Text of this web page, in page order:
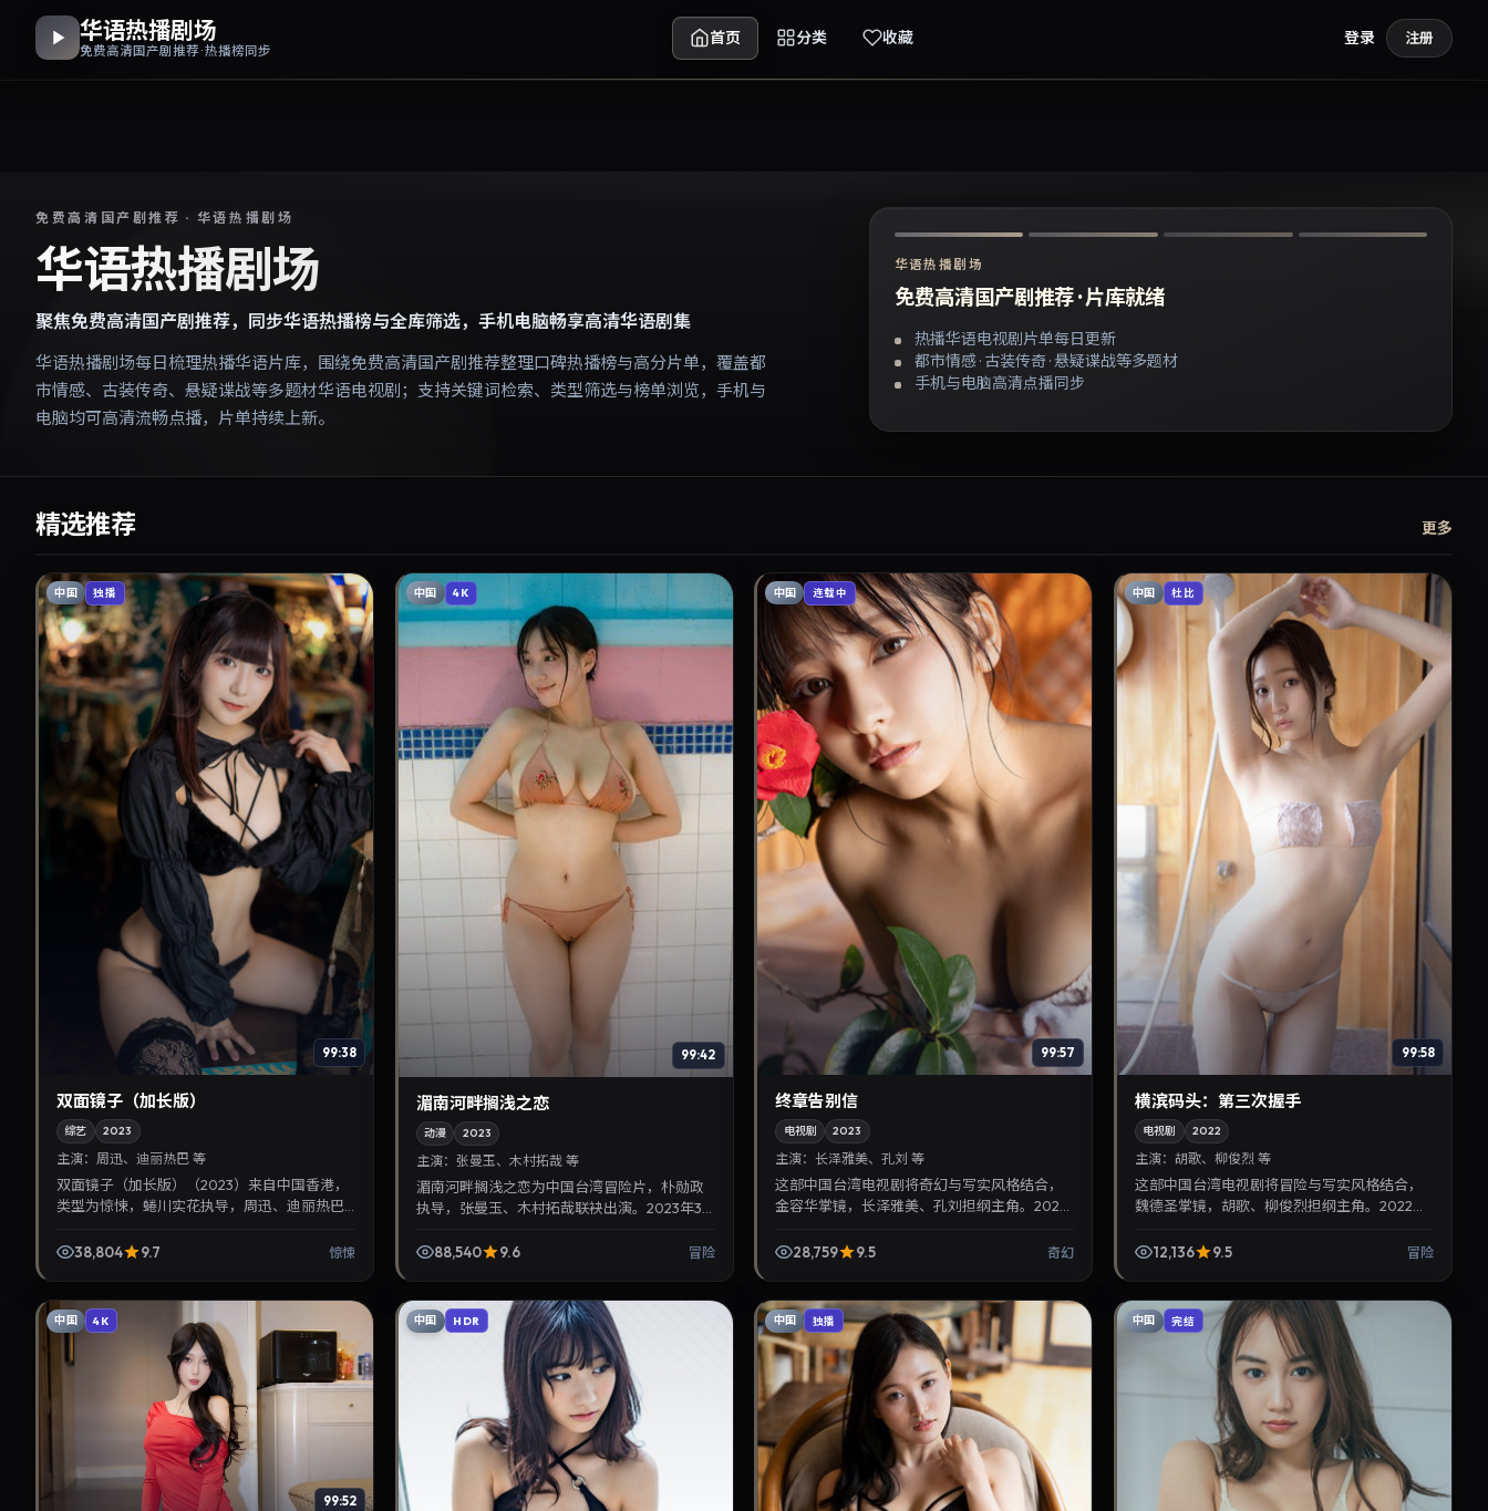
华语热播剧场
免费高清国产剧推荐 · 热播榜同步
首页 分类 收藏 登录 注册
免费高清国产剧推荐 · 华语热播剧场
华语热播剧场
聚焦免费高清国产剧推荐，同步华语热播榜与全库筛选，手机电脑畅享高清华语剧集
华语热播剧场每日梳理热播华语片库，围绕免费高清国产剧推荐整理口碑热播榜与高分片单，覆盖都
市情感、古装传奇、悬疑谍战等多题材华语电视剧；支持关键词检索、类型筛选与榜单浏览，手机与
电脑均可高清流畅点播，片单持续上新。
华语热播剧场
免费高清国产剧推荐 · 片库就绪
热播华语电视剧片单每日更新
都市情感 · 古装传奇 · 悬疑谍战等多题材
手机与电脑高清点播同步
精选推荐 更多
中国 独播
99:38
双面镜子（加长版）
综艺 2023
主演： 周迅、迪丽热巴 等
双面镜子（加长版）（2023）来自中国香港，
类型为惊悚，蜷川实花执导，周迅、迪丽热巴
出，兼顾院线观...
38,804 9.7 惊悚
中国 4K
99:42
湄南河畔搁浅之恋
动漫 2023
主演： 张曼玉、木村拓哉 等
湄南河畔搁浅之恋为中国台湾冒险片，朴勋政
执导，张曼玉、木村拓哉联袂出演。2023年3
注华语影视片库与热...
88,540 9.6 冒险
中国 连载中
99:57
终章告别信
电视剧 2023
主演：长泽雅美、孔刘 等
这部中国台湾电视剧将奇幻与写实风格结合，
金容华掌镜，长泽雅美、孔刘担纲主角。2023
浸式追剧与检索同...
28,759 9.5 奇幻
中国 杜比
99:58
横滨码头：第三次握手
电视剧 2022
主演： 胡歌、柳俊烈 等
这部中国台湾电视剧将冒险与写实风格结合，
魏德圣掌镜，胡歌、柳俊烈担纲主角。2022年
式追剧与检索同类...
12,136 9.5 冒险
中国 4K
99:52
中国 HDR 中国 独播 中国 完结